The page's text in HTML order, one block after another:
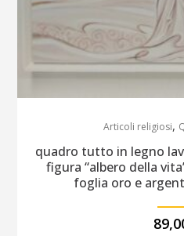
Articoli religiosi,
quadro tutto in legno
figura “albero della
foglia oro e